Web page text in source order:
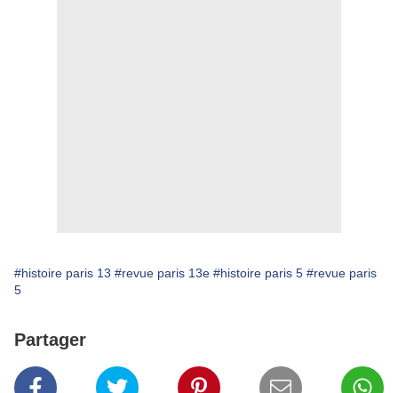
#histoire paris 13 #revue paris 13e #histoire paris 5 #revue paris
5
Partager